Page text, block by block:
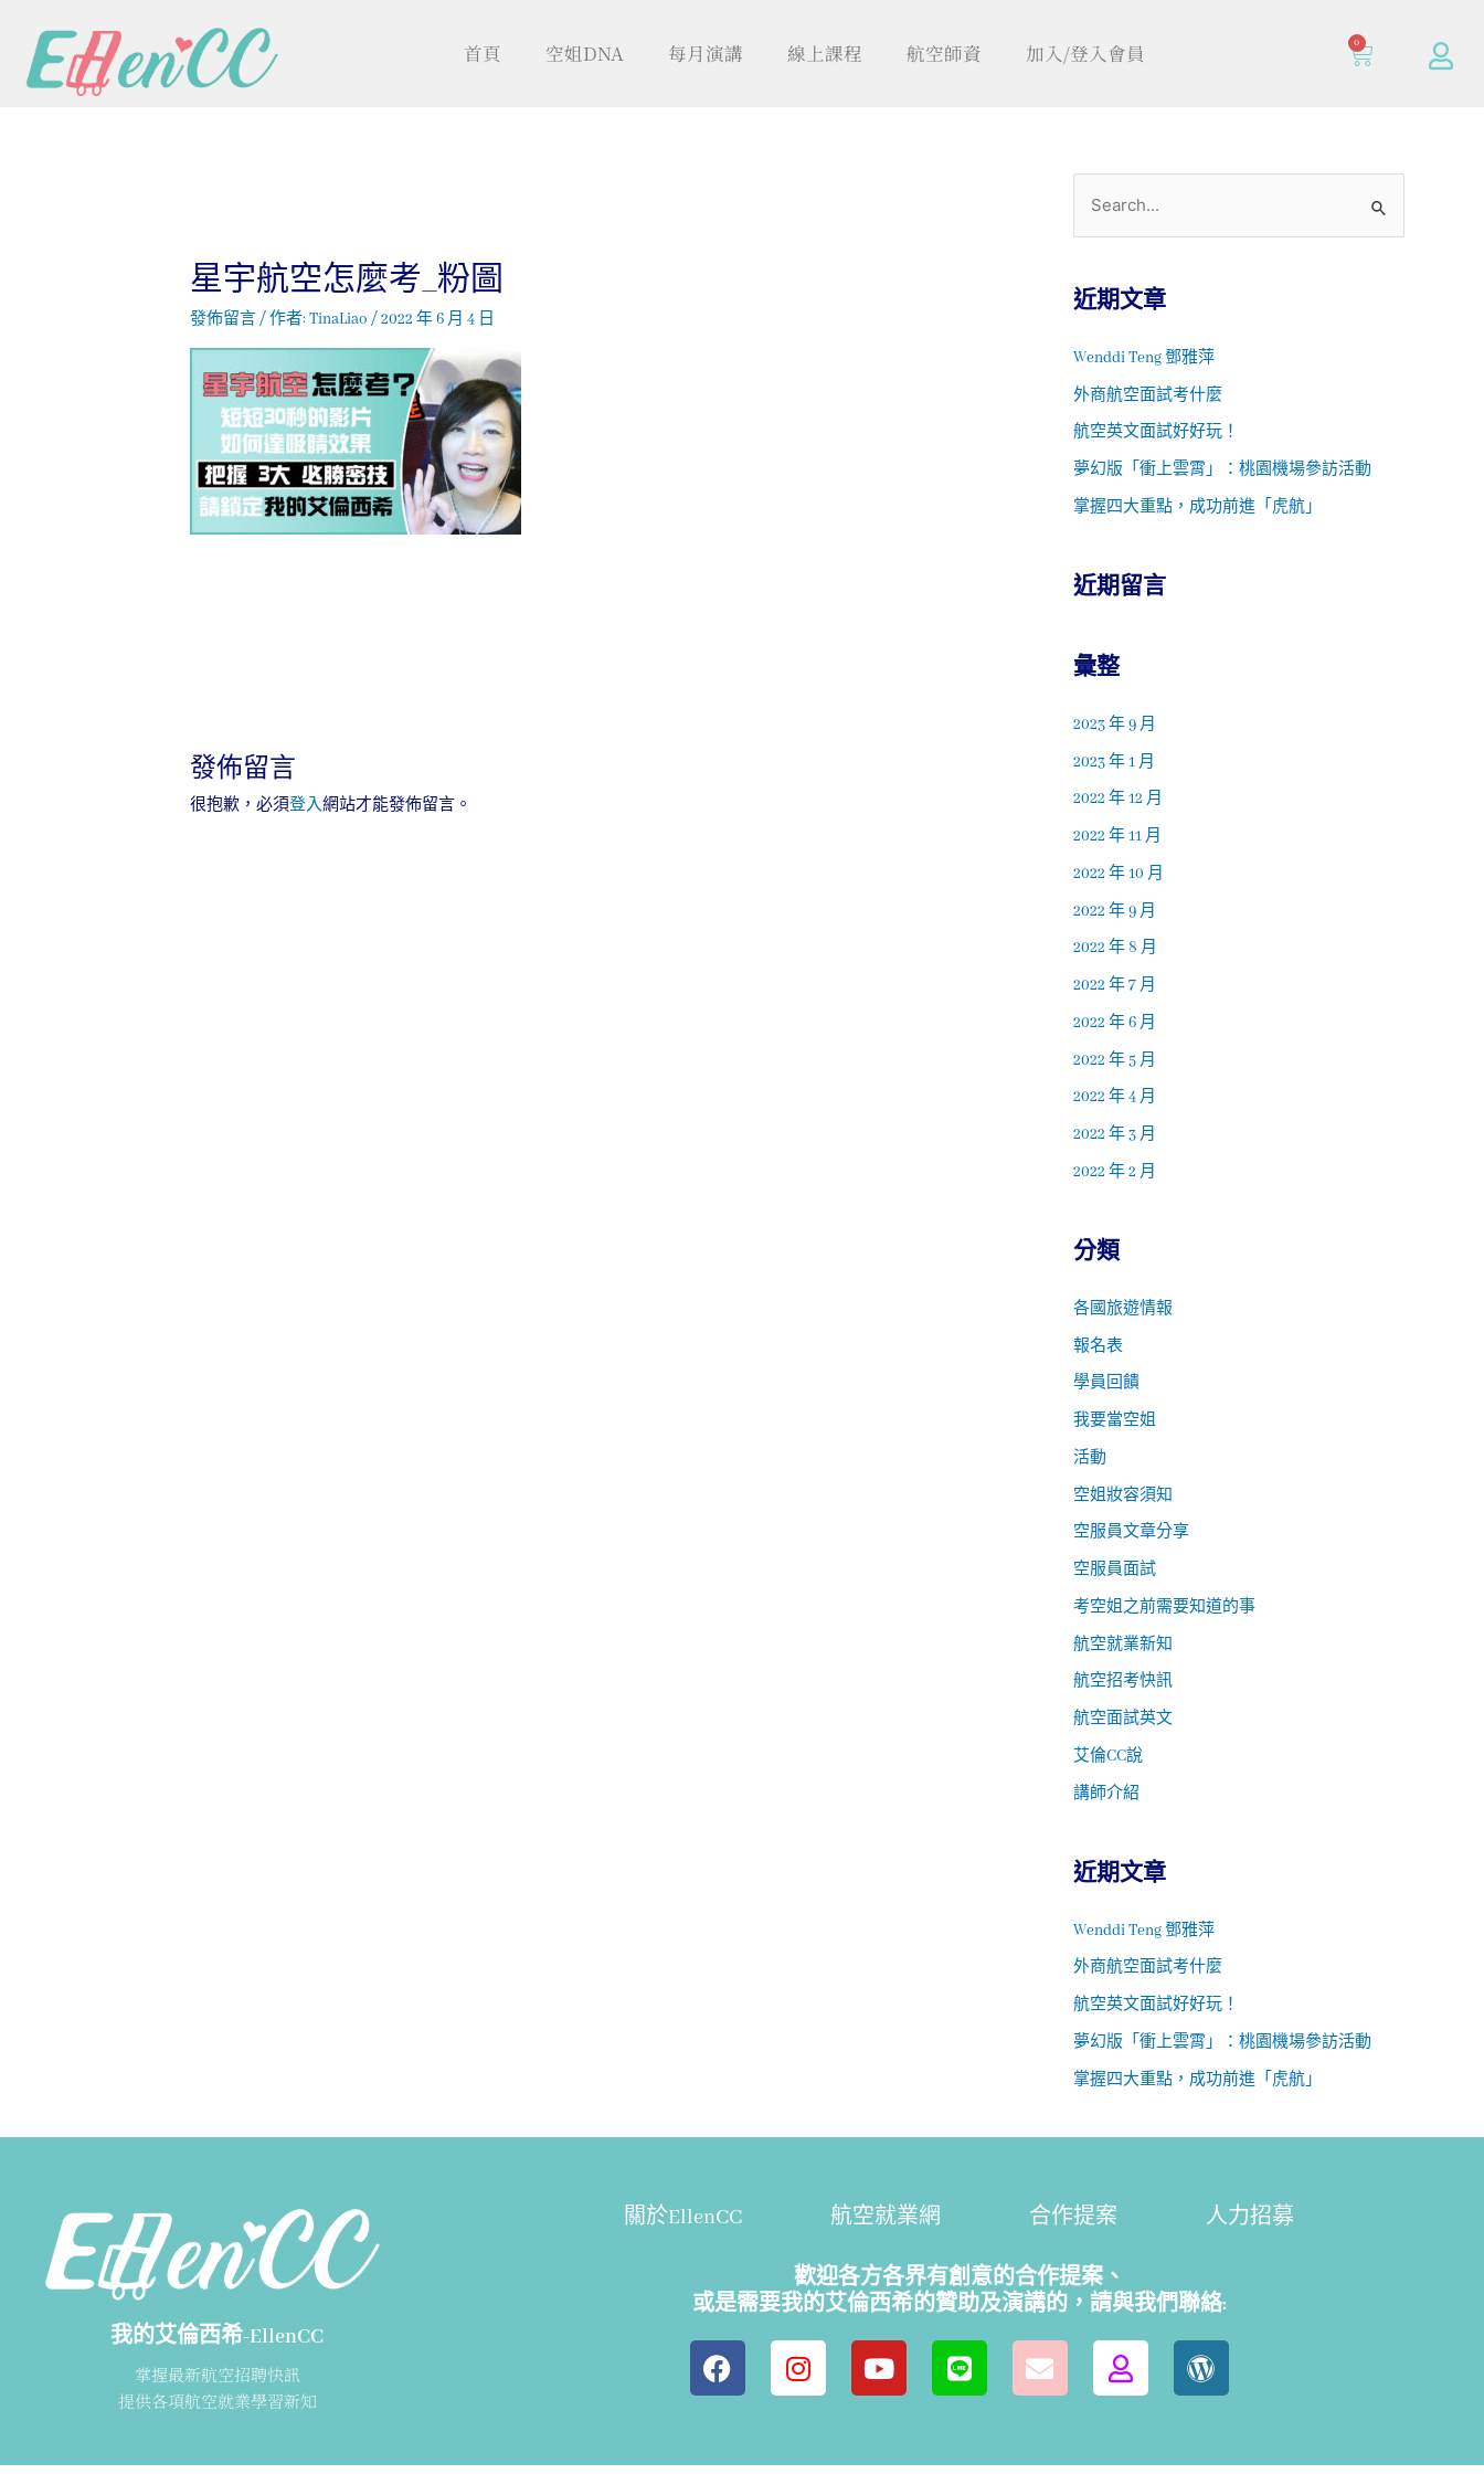
首頁 空姐DNA 每月演講 線上課程 航空師資 加入/登入會員 0
星宇航空怎麼考_粉圖
發佈留言/ 作者:TinaLiao/2022 年 6 月 4 日
發佈留言
很抱歉，必須登入網站才能發佈留言。
近期文章
Wenddi Teng 鄧雅萍
外商航空面試考什麼
航空英文面試好好玩！
夢幻版「衝上雲霄」：桃園機場參訪活動
掌握四大重點，成功前進「虎航」
近期留言
彙整
2023 年 9 月
2023 年 1 月
2022 年 12 月
2022 年 11 月
2022 年 10 月
2022 年 9 月
2022 年 8 月
2022 年 7 月
2022 年 6 月
2022 年 5 月
2022 年 4 月
2022 年 3 月
2022 年 2 月
分類
各國旅遊情報
報名表
學員回饋
我要當空姐
活動
空姐妝容須知
空服員文章分享
空服員面試
考空姐之前需要知道的事
航空就業新知
航空招考快訊
航空面試英文
艾倫CC說
講師介紹
近期文章
Wenddi Teng 鄧雅萍
外商航空面試考什麼
航空英文面試好好玩！
夢幻版「衝上雲霄」：桃園機場參訪活動
掌握四大重點，成功前進「虎航」
我的艾倫西希-EllenCC
掌握最新航空招聘快訊
提供各項航空就業學習新知
關於EllenCC 航空就業網 合作提案 人力招募
歡迎各方各界有創意的合作提案、
或是需要我的艾倫西希的贊助及演講的，請與我們聯絡: